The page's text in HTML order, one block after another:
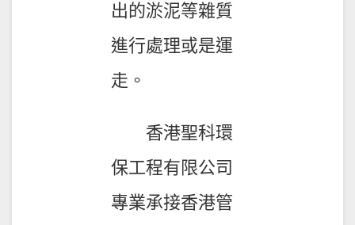
出的淤泥等雜質
進行處理或是運
走。
香港聖科環
保工程有限公司
專業承接香港管